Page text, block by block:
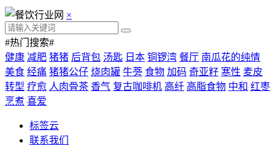
×
#热门搜索#
健康 减肥 猪猪 后背包 汤匙 日本 铜锣湾 餐厅 南瓜花的纯情
美食 经痛 猪猪公仔 烧肉罐 牛蒡 食物 加码 奇亚籽 寒性 麦皮
转型 疗愈 人肉骨茶 香气 复古咖啡机 高纤 高脂食物 中和 红枣
烹煮 喜爱
标签云
联系我们